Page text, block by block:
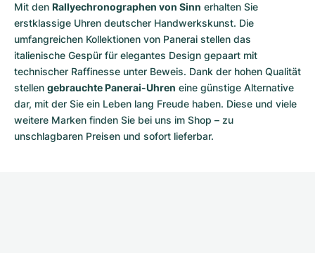
Mit den Rallyechronographen von Sinn erhalten Sie
erstklassige Uhren deutscher Handwerkskunst. Die
umfangreichen Kollektionen von Panerai stellen das
italienische Gespür für elegantes Design gepaart mit
technischer Raffinesse unter Beweis. Dank der hohen Qualität
stellen gebrauchte Panerai-Uhren eine günstige Alternative
dar, mit der Sie ein Leben lang Freude haben. Diese und viele
weitere Marken finden Sie bei uns im Shop – zu
unschlagbaren Preisen und sofort lieferbar.